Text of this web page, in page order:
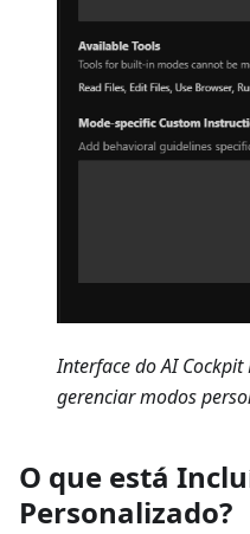
Interface do AI
gerenciar modos
O que está
Personalizado?